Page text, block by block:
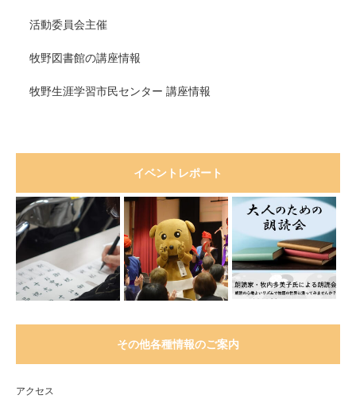
活動委員会主催
牧野図書館の講座情報
牧野生涯学習市民センター 講座情報
イベントレポート
その他各種情報のご案内
アクセス